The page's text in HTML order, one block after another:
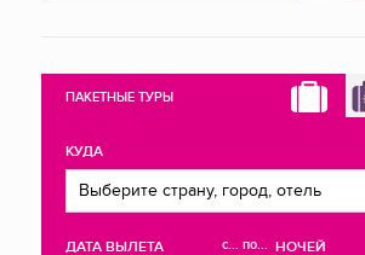
ПАКЕТНЫЕ ТУРЫ
КУДА
ДАТА ВЫЛЕТА с... по... НОЧЕЙ